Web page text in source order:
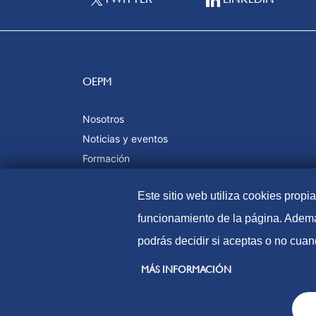
OEPM
Nosotros
Noticias y eventos
Formación
Este sitio web utiliza cookies
funcionamiento de la página.
podrás decidir si aceptas o no
MÁS INFORMACIÓN